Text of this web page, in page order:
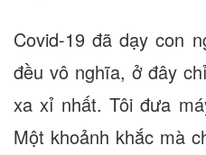
Covid-19 đã dạy con
đều vô nghĩa, ở đây
xa xỉ nhất. Tôi đưa
Một khoảnh khắc mà